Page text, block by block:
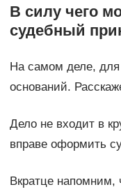
В силу чего
судебный
На самом деле, для
оснований.
Дело не входит в
вправе оформить
Вкратце напомним,